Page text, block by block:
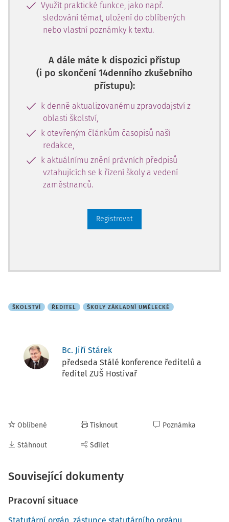
Využít praktické funkce, jako např.
sledování témat, uložení do oblíbených
nebo vlastní poznámky k textu.
A dále máte k dispozici přístup
(i po skončení 14denního zkušebního
přístupu):
k denně aktualizovanému zpravodajství z
oblasti školství,
k otevřeným článkům časopisů naší
redakce,
k aktuálnímu znění právních předpisů
vztahujících se k řízení školy a vedení
zaměstnanců.
Registrovat
ŠKOLSTVÍ ŘEDITEL ŠKOLY ZÁKLADNÍ UMĚLECKÉ
Bc. Jiří Stárek
předseda Stálé konference ředitelů a
ředitel ZUŠ Hostivař
Oblíbené
Stáhnout
Tisknout
Sdílet
Poznámka
Související dokumenty
Pracovní situace